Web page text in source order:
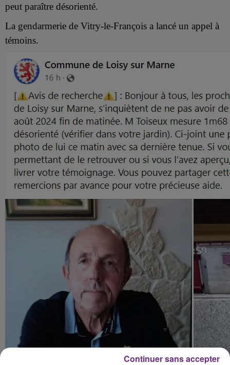
peut paraître désorienté.
La gendarmerie de Vitry-le-François a lancé un appel à
témoins.
Continuer sans accepter